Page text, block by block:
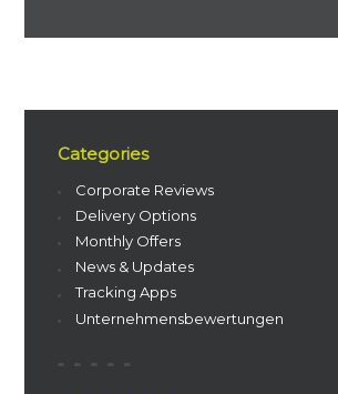
Categories
Corporate Reviews
Delivery Options
Monthly Offers
News & Updates
Tracking Apps
Unternehmensbewertungen